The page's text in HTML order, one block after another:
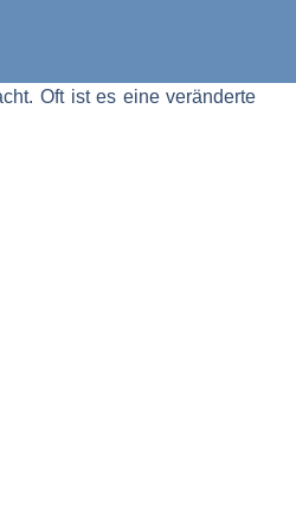
Oft ist es eine veränderte